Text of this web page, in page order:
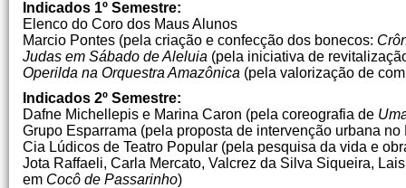
Indicados 1º Semestre:
Elenco do Coro dos Maus Alunos
Marcio Pontes (pela criação e confecção dos bonecos:
Judas em Sábado de Aleluia (pela iniciativa de
Operilda na Orquestra Amazônica (pela valorização de
Indicados 2º Semestre:
Dafne Michellepis e Marina Caron (pela coreografia de
Grupo Esparrama (pela proposta de intervenção urbana
Cia Lúdicos de Teatro Popular (pela pesquisa da vida e
Jota Raffaeli, Carla Mercato, Valcrez da Silva Siqueira,
em Cocô de Passarinho)